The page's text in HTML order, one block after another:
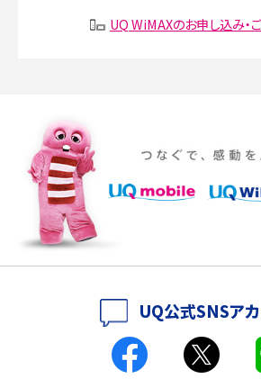
SMSとは？料金やできること、注意点や届かない時の
iPhone 16eとiPhone SE（第3世代）の違いは？サイズ
iPhone 16eとiPhone 14を徹底比較！スペック・機能
iPhone 16シリーズのモデルを比較！価格・サイズ・
iPhone 16とiPhone 15の違いは？カメラ・スペック・
スマホが高い理由は？購入費用を抑える方法や端末
UQ WiMAXのお申し込み・
UQ公式SNSア